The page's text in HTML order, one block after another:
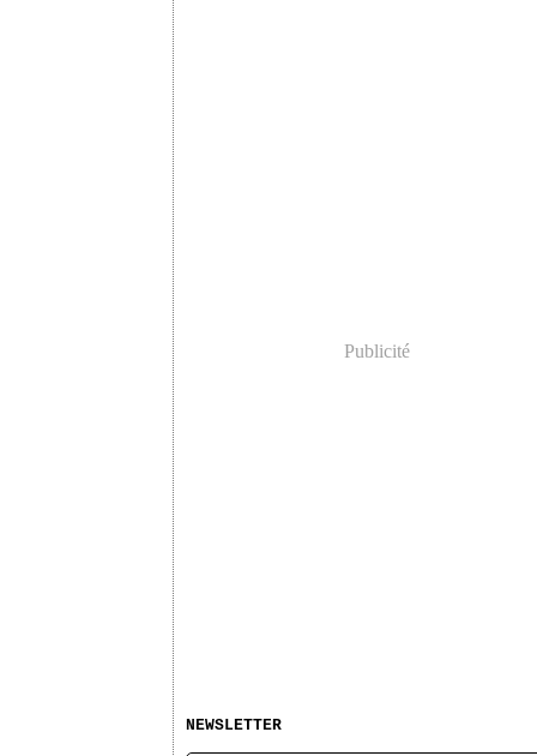
Publicité
NEWSLETTER